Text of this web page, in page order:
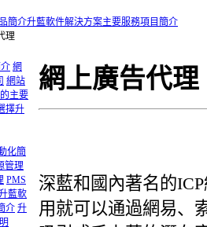
簡介升藍軟件解決方案主要服務項目簡介
理
網
網站
主要
擇升
化簡
管理
PMS
藍軟
介 升
網上廣告代理
深藍和國內著名的
用就可以通過網易、